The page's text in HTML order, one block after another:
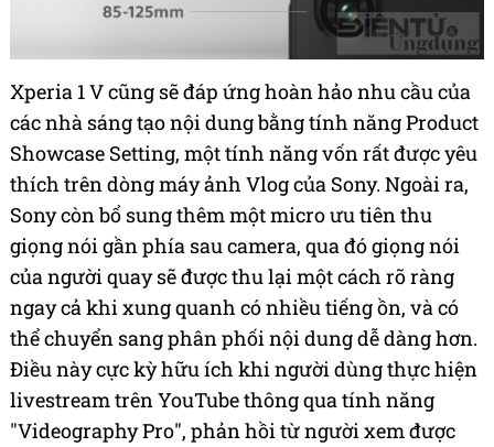
Xperia 1 V cũng sẽ đáp ứng hoàn hảo nhu cầu của
các nhà sáng tạo nội dung bằng tính năng Product
Showcase Setting, một tính năng vốn rất được yêu
thích trên dòng máy ảnh Vlog của Sony. Ngoài ra,
Sony còn bổ sung thêm một micro ưu tiên thu
giọng nói gần phía sau camera, qua đó giọng nói
của người quay sẽ được thu lại một cách rõ ràng
ngay cả khi xung quanh có nhiều tiếng ồn, và có
thể chuyển sang phân phối nội dung dễ dàng hơn.
Điều này cực kỳ hữu ích khi người dùng thực hiện
livestream trên YouTube thông qua tính năng
"Videography Pro", phản hồi từ người xem được